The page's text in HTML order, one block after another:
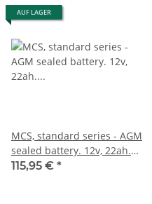
AUF LAGER
MCS, standard series - AGM
sealed battery. 12v, 22ah.
325cca inkl. 7,50 Euro
115,95 € *